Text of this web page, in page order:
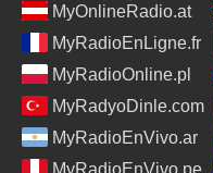
MyOnlineRadio.at
MyRadioEnLigne.fr
MyRadioOnline.pl
MyRadyoDinle.com
MyRadioEnVivo.ar
MyRadioEnVivo.pe